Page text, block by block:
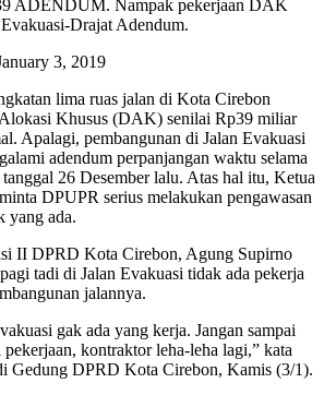
ADENDUM. Nampak pekerjaan DAK
Drajat Adendum.
3, 2019
lima ruas jalan di Kota Cirebon
Khusus (DAK) senilai Rp39 miliar
Apalagi, pembangunan di Jalan Evakuasi
adendum perpanjangan waktu selama
26 Desember lalu. Atas hal itu, Ketua
DPUPR serius melakukan pengawasan
yang ada.
II DPRD Kota Cirebon, Agung Supirno
tadi di Jalan Evakuasi tidak ada pekerja
jalannya.
gak ada yang kerja. Jangan sampai
kontraktor leha-leha lagi,” kata
Gedung DPRD Kota Cirebon, Kamis (3/1).